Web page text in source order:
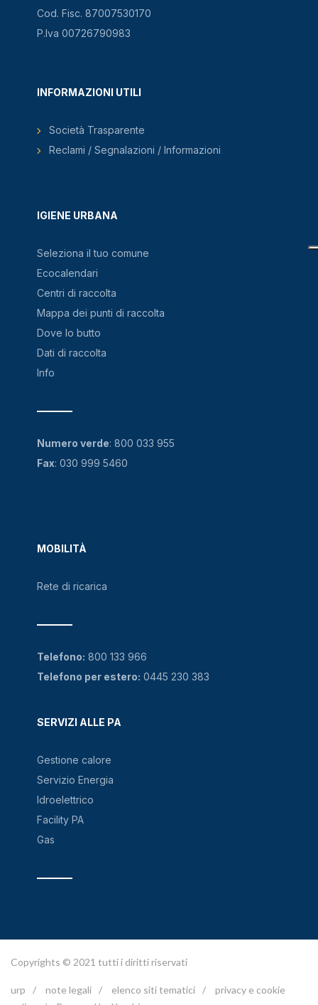
Cod. Fisc. 87007530170
P.Iva 00726790983
IGIENE URBANA
Seleziona il tuo comune
Ecocalendari
Centri di raccolta
Mappa dei punti di raccolta
Dove lo butto
Dati di raccolta
Info
MOBILITÀ
Rete di ricarica
SERVIZI ALLE PA
Gestione calore
Servizio Energia
Idroelettrico
Facility PA
Gas
INFORMAZIONI UTILI
Società Trasparente
Reclami / Segnalazioni / Informazioni
Numero verde: 800 033 955
Fax: 030 999 5460
Telefono: 800 133 966
Telefono per estero: 0445 230 383
Copyrights © 2021 tutti i diritti riservati
urp / note legali / elenco siti tematici /
privacy e cookie